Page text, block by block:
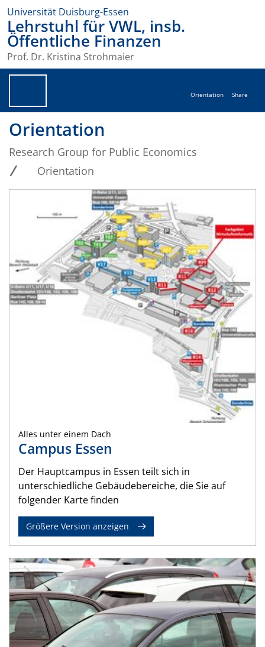
Universität Duisburg-Essen
Lehrstuhl für VWL, insb.
Öffentliche Finanzen
Prof. Dr. Kristina Strohmaier
Orientation Share
Orientation
Research Group for Public Economics
Orientation
Alles unter einem Dach
Campus Essen
Der Hauptcampus in Essen teilt sich in
unterschiedliche Gebäudebereiche, die Sie auf
folgender Karte finden
Größere Version anzeigen